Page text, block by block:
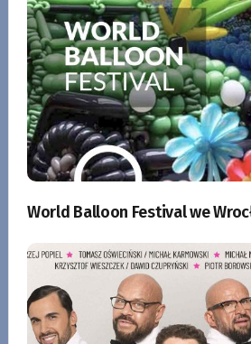
World Balloon Festival we